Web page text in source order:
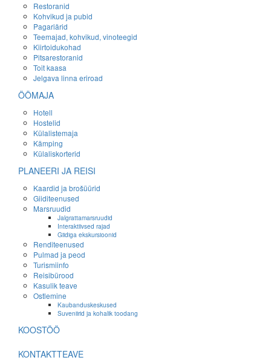
Restoranid
Kohvikud ja pubid
Pagariärid
Teemajad, kohvikud, vinoteegid
Kiirtoidukohad
Pitsarestoranid
Toit kaasa
Jelgava linna eriroad
ÖÖMAJA
Hotell
Hostelid
Külalistemaja
Kämping
Külaliskorterid
PLANEERI JA REISI
Kaardid ja brošüürid
Giiditeenused
Marsruudid
Jalgrattamarsruudid
Interaktiivsed rajad
Giidiga ekskursioonid
Renditeenused
Pulmad ja peod
Turismiinfo
Reisibürood
Kasulik teave
Ostlemine
Kaubanduskeskused
Suveniirid ja kohalik toodang
KOOSTÖÖ
KONTAKTTEAVE